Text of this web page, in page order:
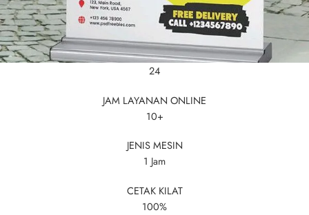
24
JAM LAYANAN ONLINE
10+
JENIS MESIN
1 Jam
CETAK KILAT
100%